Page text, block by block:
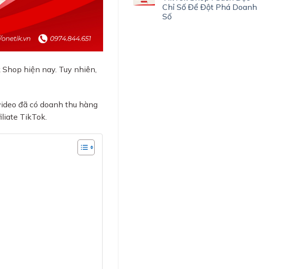
hiện nay. Tuy nhiên,
đã có doanh thu hàng
TikTok.
Chỉ Số Để Đột Phá Doanh
Số